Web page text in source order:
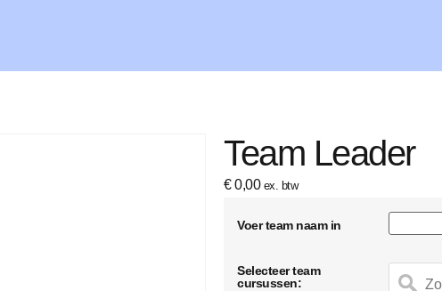
Team Leader
€0,00 ex. btw
Voer team naam in
Selecteer team
cursussen: